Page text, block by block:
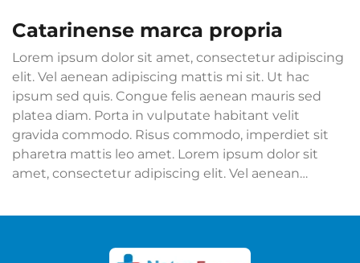
catarinense marca propria
Lorem ipsum dolor sit amet, consectetur adipiscing
elit. Vel aenean adipiscing mattis mi sit. Ut hac
ipsum sed quis. Congue felis aenean mauris sed
platea diam. Porta in vulputate habitant velit
gravida commodo. Risus commodo, imperdiet sit
pharetra mattis leo amet. Lorem ipsum dolor sit
amet, consectetur adipiscing elit. Vel aenean
Congue felis aenean mauris sed platea diam. Porta
commodo, imperdiet sit pharetra mattis leo amet.